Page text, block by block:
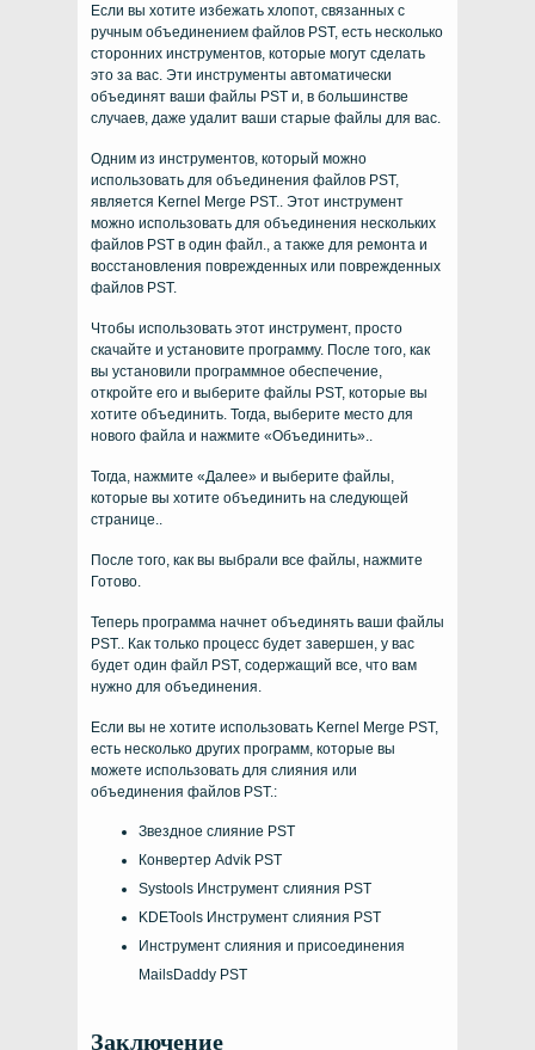
Если вы хотите избежать хлопот, связанных с
ручным объединением файлов PST, есть несколько
сторонних инструментов, которые могут сделать
это за вас. Эти инструменты автоматически
объединят ваши файлы PST и, в большинстве
случаев, даже удалит ваши старые файлы для вас.
Одним из инструментов, который можно
использовать для объединения файлов PST,
является Kernel Merge PST.. Этот инструмент
можно использовать для объединения нескольких
файлов PST в один файл., а также для ремонта и
восстановления поврежденных или поврежденных
файлов PST.
Чтобы использовать этот инструмент, просто
скачайте и установите программу. После того, как
вы установили программное обеспечение,
откройте его и выберите файлы PST, которые вы
хотите объединить. Тогда, выберите место для
нового файла и нажмите «Объединить»..
Тогда, нажмите «Далее» и выберите файлы,
которые вы хотите объединить на следующей
странице..
После того, как вы выбрали все файлы, нажмите
Готово.
Теперь программа начнет объединять ваши файлы
PST.. Как только процесс будет завершен, у вас
будет один файл PST, содержащий все, что вам
нужно для объединения.
Если вы не хотите использовать Kernel Merge PST,
есть несколько других программ, которые вы
можете использовать для слияния или
объединения файлов PST.:
Звездное слияние PST
Конвертер Advik PST
Systools Инструмент слияния PST
KDETools Инструмент слияния PST
Инструмент слияния и присоединения
MailsDaddy PST
Заключение